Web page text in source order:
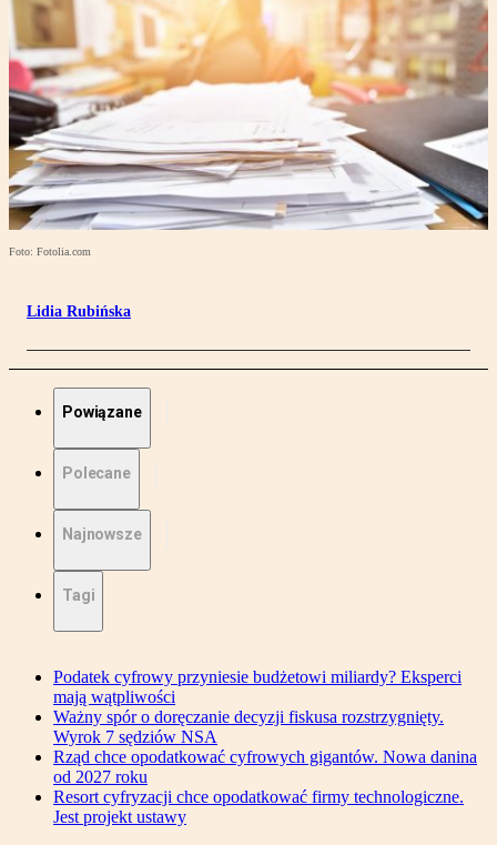
Foto: Fotolia.com
Lidia Rubińska
Powiązane
Polecane
Najnowsze
Tagi
Podatek cyfrowy przyniesie budżetowi miliardy? Eksperci
mają wątpliwości
Ważny spór o doręczanie decyzji fiskusa rozstrzygnięty.
Wyrok 7 sędziów NSA
Rząd chce opodatkować cyfrowych gigantów. Nowa danina
od 2027 roku
Resort cyfryzacji chce opodatkować firmy technologiczne.
Jest projekt ustawy